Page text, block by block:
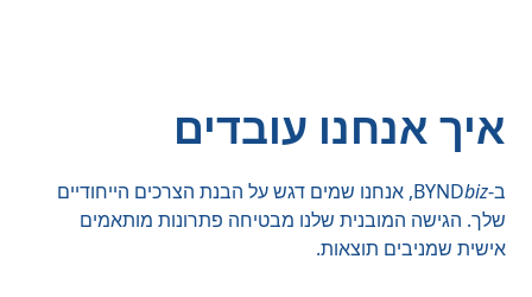
איך אנחנו עובדים
ב-BYNDbiz
, אנחנו שמים דגש על הבנת הצרכים הייחודיים
שלך. הגישה המובנית שלנו מבטיחה פתרונות מותאמים
אישית שמניבים תוצאות.